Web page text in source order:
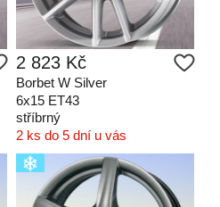
2 823 Kč
Borbet W Silver
6x15 ET43
stříbrný
2 ks do 5 dní u vás